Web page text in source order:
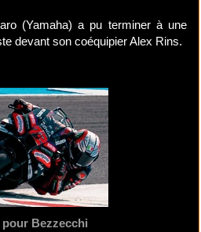
(Yamaha) a pu terminer à une
devant son coéquipier Alex Rins.
Bezzecchi